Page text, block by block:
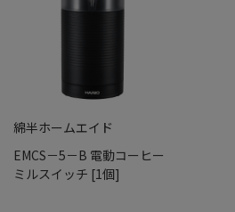
綿半ホームエイド
EMCS－5－B 電動コーヒー
ミルスイッチ [1個]